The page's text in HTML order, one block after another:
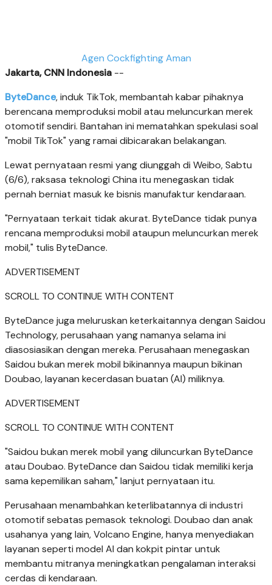
Agen Cockfighting Aman
Jakarta, CNN Indonesia --
ByteDance, induk TikTok, membantah kabar pihaknya
berencana memproduksi mobil atau meluncurkan merek
otomotif sendiri. Bantahan ini mematahkan spekulasi soal
"mobil TikTok" yang ramai dibicarakan belakangan.
Lewat pernyataan resmi yang diunggah di Weibo, Sabtu
(6/6), raksasa teknologi China itu menegaskan tidak
pernah berniat masuk ke bisnis manufaktur kendaraan.
"Pernyataan terkait tidak akurat. ByteDance tidak punya
rencana memproduksi mobil ataupun meluncurkan merek
mobil," tulis ByteDance.
ADVERTISEMENT
SCROLL TO CONTINUE WITH CONTENT
ByteDance juga meluruskan keterkaitannya dengan Saidou
Technology, perusahaan yang namanya selama ini
diasosiasikan dengan mereka. Perusahaan menegaskan
Saidou bukan merek mobil bikinannya maupun bikinan
Doubao, layanan kecerdasan buatan (AI) miliknya.
ADVERTISEMENT
SCROLL TO CONTINUE WITH CONTENT
"Saidou bukan merek mobil yang diluncurkan ByteDance
atau Doubao. ByteDance dan Saidou tidak memiliki kerja
sama kepemilikan saham," lanjut pernyataan itu.
Perusahaan menambahkan keterlibatannya di industri
otomotif sebatas pemasok teknologi. Doubao dan anak
usahanya yang lain, Volcano Engine, hanya menyediakan
layanan seperti model AI dan kokpit pintar untuk
membantu mitranya meningkatkan pengalaman interaksi
cerdas di kendaraan.